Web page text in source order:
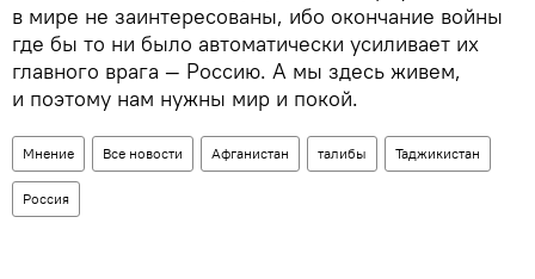
в мире не заинтересованы, ибо окончание войны
где бы то ни было автоматически усиливает их
главного врага — Россию. А мы здесь живем,
и поэтому нам нужны мир и покой.
Мнение Все новости Афганистан талибы Таджикистан
Россия